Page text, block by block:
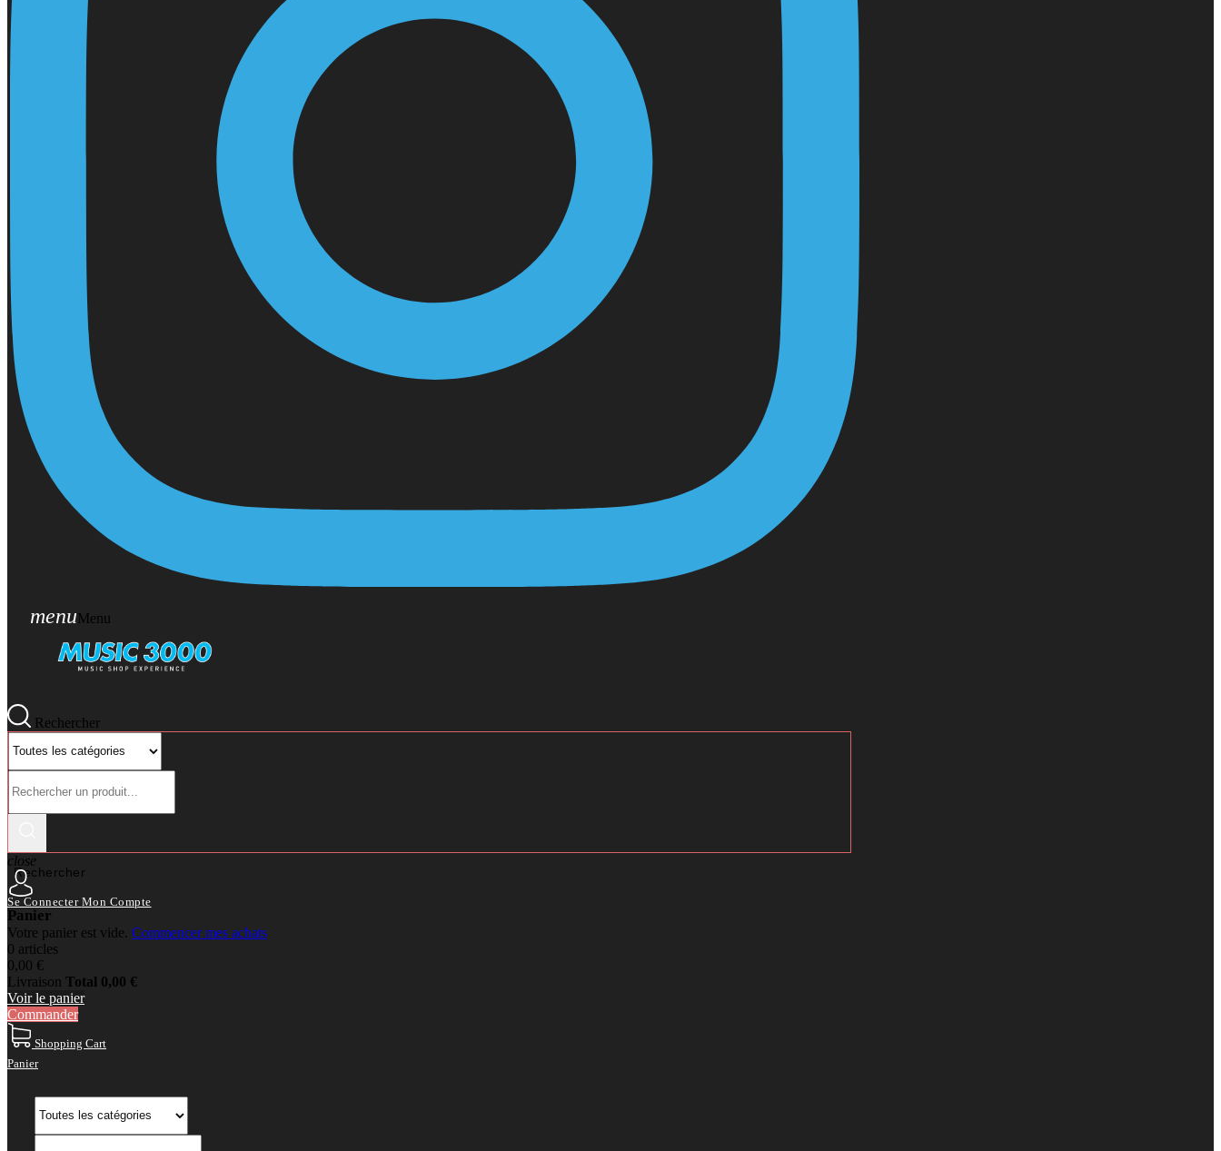
menuMenu
Rechercher
Rechercher
close
Se Connecter Mon Compte
Panier
Votre panier est vide. Commencer mes achats
0 articles
0,00 €
Livraison Total 0,00 €
Voir le panier
Commander
Shopping Cart
Panier